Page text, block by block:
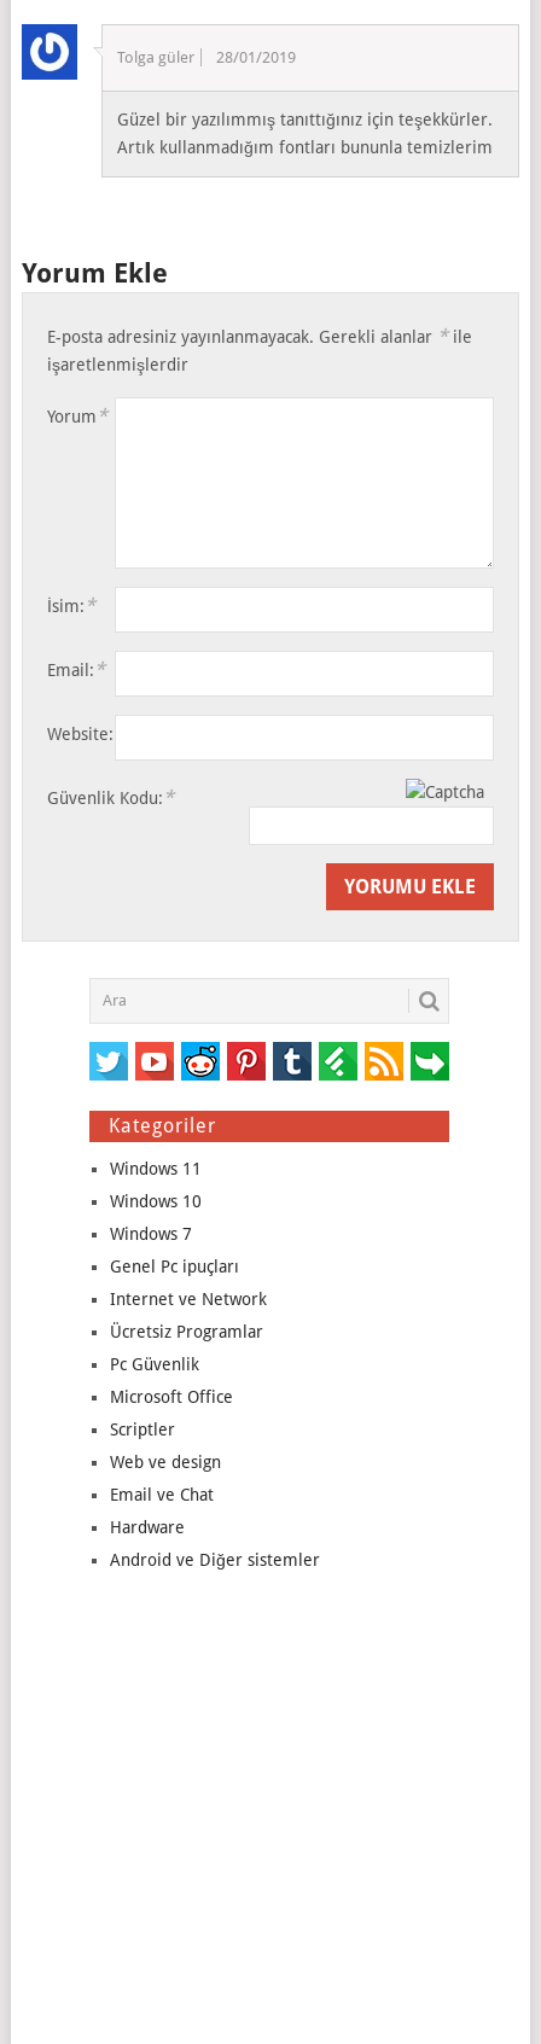
Tolga güler 28/01/2019
Güzel bir yazılımmış tanıttığınız için teşekkürler.
Artık kullanmadığım fontları bununla temizlerim
Yorum Ekle
E-posta adresiniz yayınlanmayacak. Gerekli alanlar *ile
işaretlenmişlerdir
Yorum *
İsim: *
Email: *
Website:
Güvenlik Kodu: *
Kategoriler
Windows 11
Windows 10
Windows 7
Genel Pc ipuçları
Internet ve Network
Ücretsiz Programlar
Pc Güvenlik
Microsoft Office
Scriptler
Web ve design
Email ve Chat
Hardware
Android ve Diğer sistemler